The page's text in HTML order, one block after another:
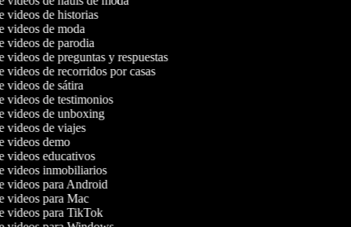
videos de historias
videos de moda
videos de parodia
videos de preguntas y respuestas
videos de recorridos por casas
videos de sátira
videos de testimonios
videos de unboxing
videos de viajes
videos demo
videos educativos
videos inmobiliarios
videos para Android
videos para Mac
videos para TikTok